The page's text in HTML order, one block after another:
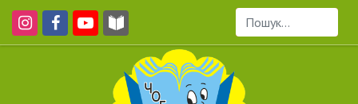
Пошук...